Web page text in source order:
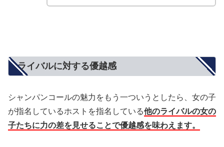
ライバルに対する優越感
シャンパンコールの魅力をもう一ついうとしたら、女の子
が指名しているホストを指名している他のライバルの女の
子たちに力の差を見せることで優越感を味わえます。